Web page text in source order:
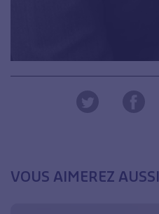
VOUS AIMEREZ AUSSI